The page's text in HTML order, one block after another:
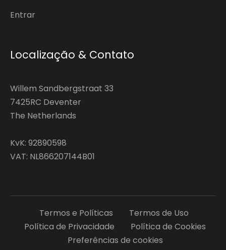
Entrar
Localização & Contato
Willem Sandbergstraat 33
7425RC Deventer
The Netherlands
KvK: 92890598
VAT: NL866207144B01
Termos e Políticas
Termos de Uso
Política de Privacidade
Política de Cookies
Preferências de cookies